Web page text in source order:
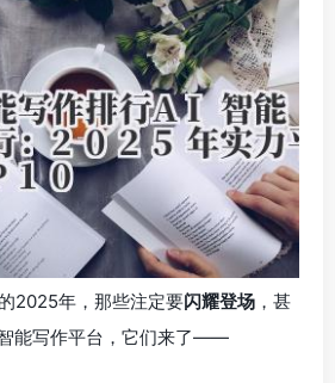
2025年，那些注定要闪耀登场 ，甚
能写作平台，它们来了——